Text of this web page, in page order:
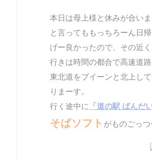
本日は母上様と休みが合い
と言ってももっちろーん日
げー良かったので、その近く
行きは時間の都合で高速道路
東北道をブイーンと北上し
りまーす。
行く途中に 「道の駅 ばんだい
そばソフト がものごっつ